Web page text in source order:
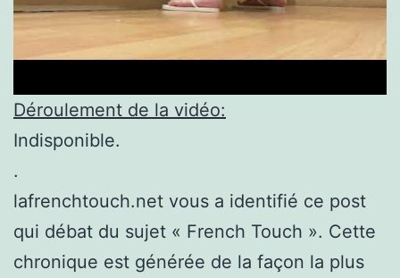
Déroulement de la vidéo:
Indisponible.
.
lafrenchtouch.net vous a identifié ce post
qui débat du sujet « French Touch ». Cette
chronique est générée de la façon la plus